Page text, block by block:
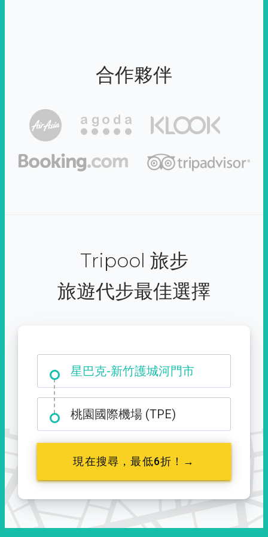
合作夥伴
Tripool 旅步
旅遊代步最佳選擇
星巴克-新竹護城河門市
大霸尖山登山口
桃園國際機場 (TPE)
現在搜尋，最低6折！→